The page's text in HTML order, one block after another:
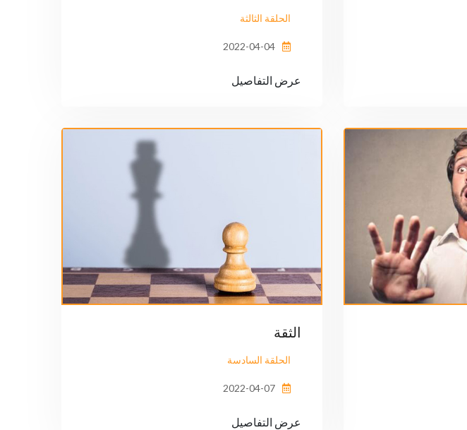
الحلقة الثالثة
عرض التفاصيل
الثقة
الحلقة السادسة
عرض التفاصيل